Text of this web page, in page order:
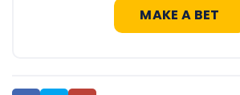
MAKE A BET